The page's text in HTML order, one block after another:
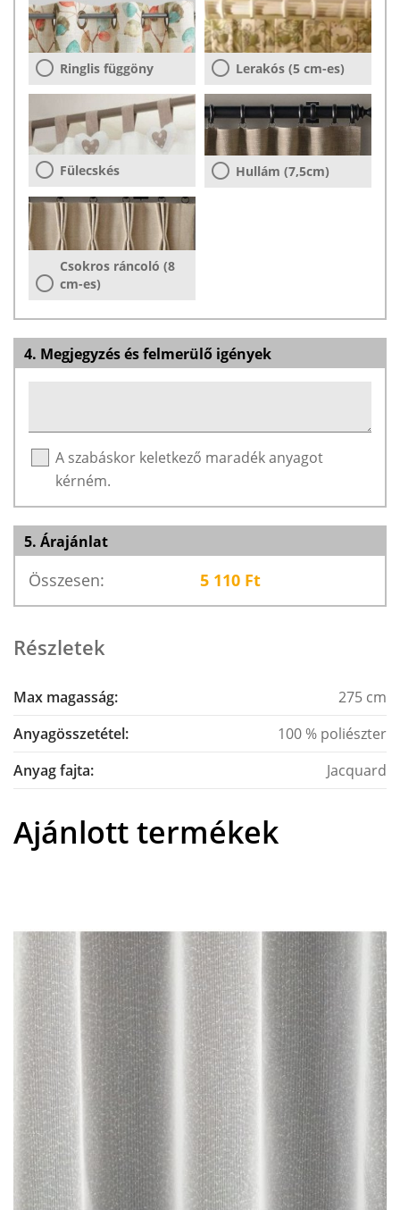
Ringlis függöny Lerakós (5 cm-es)
Fülecskés Hullám (7,5cm)
Csokros ráncoló (8
cm-es)
4. Megjegyzés és felmerülő igények
A szabáskor keletkező maradék anyagot
kérném.
5. Árajánlat
Összesen: 5 110 Ft
Részletek
Max magasság:
275 cm
Anyagösszetétel:
100 % poliészter
Anyag fajta:
Jacquard
Ajánlott termékek